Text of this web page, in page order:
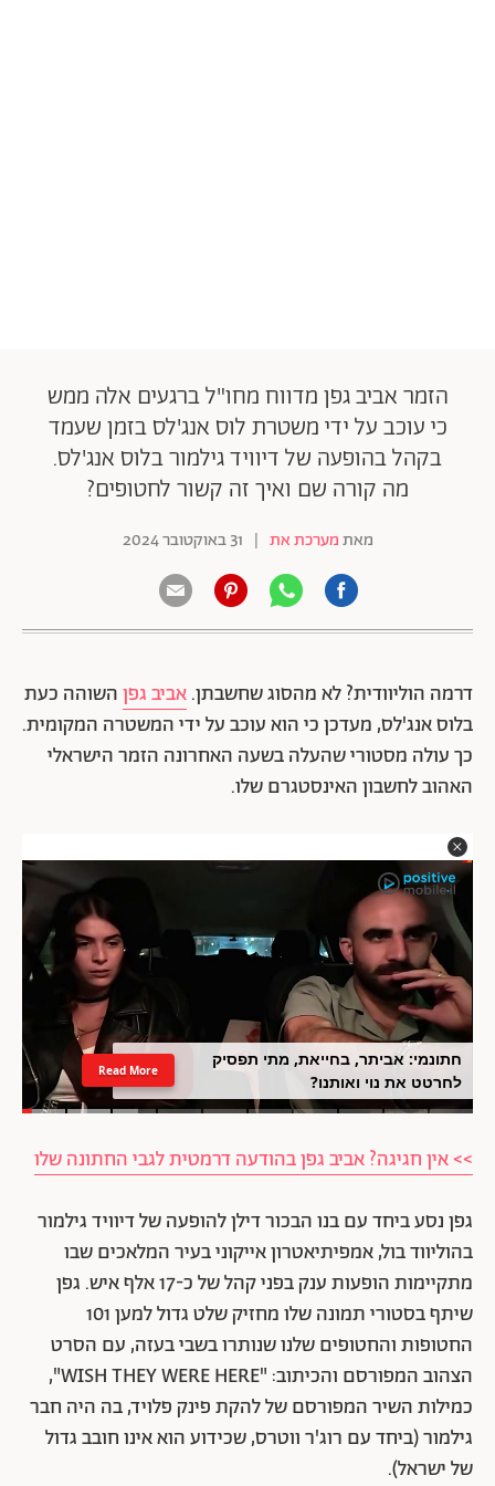
הזמר אביב גפן מדווח מחו"ל ברגעים אלה ממש
כי עוכב על ידי משטרת לוס אנג'לס בזמן שעמד
בקהל בהופעה של דיוויד גילמור בלוס אנג'לס.
מה קורה שם ואיך זה קשור לחטופים?
מאתמערכת את | 31 באוקטובר 2024
דרמה הוליוודית? לא מהסוג שחשבתן.אביב גפןהשוהה כעת
בלוס אנג'לס, מעדכן כי הוא עוכב על ידי המשטרה המקומית.
כך עולה מסטורי שהעלה בשעה האחרונה הזמר הישראלי
האהוב לחשבון האינסטגרם שלו.
חתונמי: אביתר, בחייאת, מתי תפסיק
לחרטט את נוי ואותנו?
Read More
>> אין חגיגה? אביב גפן בהודעה דרמטית לגבי החתונה שלו
גפן נסע ביחד עם בנו הבכור דילן להופעה של דיוויד גילמור
בהוליווד בול, אמפיתיאטרון אייקוני בעיר המלאכים שבו
מתקיימות הופעות ענק בפני קהל של כ-17 אלף איש. גפן
שיתף בסטורי תמונה שלו מחזיק שלט גדול למען 101
החטופות והחטופים שלנו שנותרו בשבי בעזה, עם הסרט
הצהוב המפורסם והכיתוב: "WISH THEY WERE HERE",
כמילות השיר המפורסם של להקת פינק פלויד, בה היה חבר
גילמור (ביחד עם רוג'ר ווטרס, שכידוע הוא אינו חובב גדול
של ישראל).